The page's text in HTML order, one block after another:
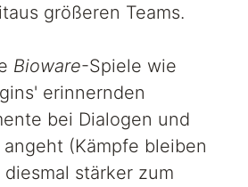
größeren Teams.
Bioware-Spiele wie
erinnernden
bei Dialogen und
(Kämpfe bleiben
stärker zum